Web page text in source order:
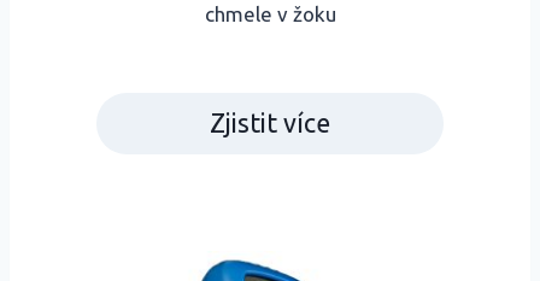
chmele v žoku
Zjistit více